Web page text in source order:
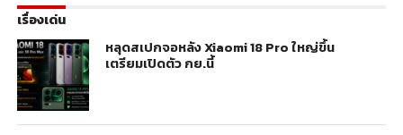
เรื่องเด่น
หลุดสเปกจอหลัง Xiaomi 18 Pro ใหญ่ขึ้น
เตรียมเปิดตัว กย.นี้